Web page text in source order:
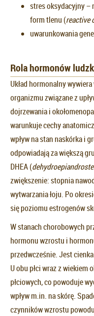
stres oksydacyjny –
form tlenu (reactive
uwarunkowania
Rola hormonów
Układ hormonalny
organizmu związane z
dojrzewania i
warunkuje cechy
wpływ na stan naskórka i
odpowiadają za większą
DHEA (
zwiększenie: stopnia
wytwarzania łoju. Po
się poziomu estrogenów
W stanach chorobowych
hormonu wzrostu i
przedwcześnie. Jest
U obu płci wraz z
płciowych, co powoduje
wpływ m.in. na skórę.
czynników wzrostu